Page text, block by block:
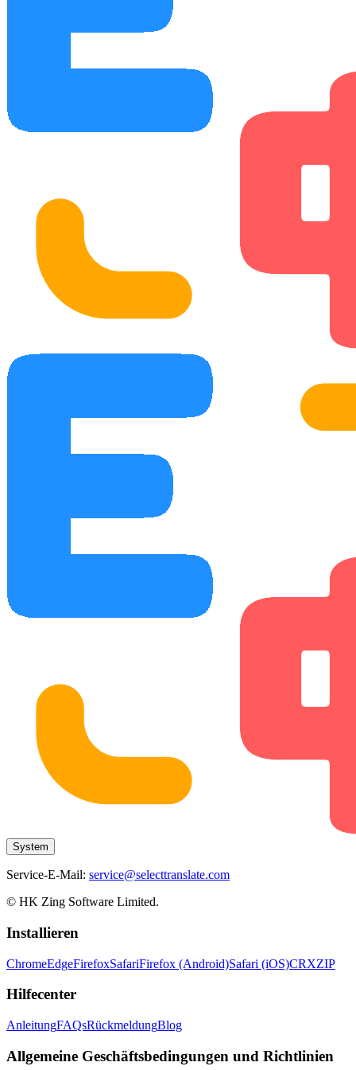
System
Service-E-Mail: service@selecttranslate.com
© HK Zing Software Limited.
Installieren
ChromeEdgeFirefoxSafariFirefox (Android)Safari (iOS)CRXZIP
Hilfecenter
AnleitungFAQsRückmeldungBlog
Allgemeine Geschäftsbedingungen und Richtlinien